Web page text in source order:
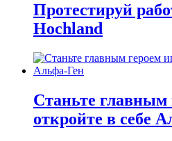
Протестируй
Hochland
Станьте главным
откройте в себе